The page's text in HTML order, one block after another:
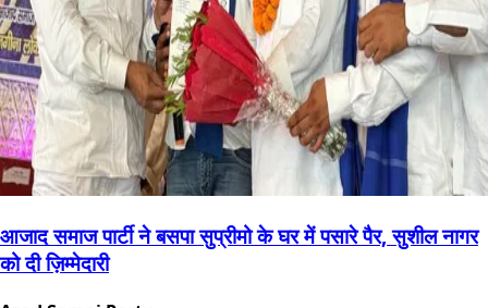
आजाद समाज पार्टी ने बसपा सुप्रीमो के घर में पसारे पैर, सुशील नागर
को दी ज़िम्मेदारी